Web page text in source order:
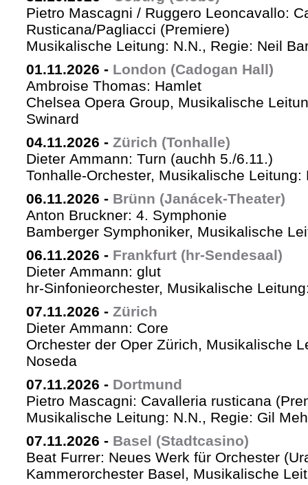
Pietro Mascagni / Ruggero Leoncavallo:
Rusticana/Pagliacci (Premiere)
Musikalische Leitung: N.N., Regie: Neil
01.11.2026 - London (Cadogan Hall)
Ambroise Thomas: Hamlet
Chelsea Opera Group, Musikalische
Swinard
04.11.2026 - Zürich (Tonhalle)
Dieter Ammann: Turn (auchh 5./6.11.)
Tonhalle-Orchester, Musikalische Leitung:
06.11.2026 - Brünn (Janácek-Theater)
Anton Bruckner: 4. Symphonie
Bamberger Symphoniker, Musikalische
06.11.2026 - Frankfurt (hr-Sendesaal)
Dieter Ammann: glut
hr-Sinfonieorchester, Musikalische
07.11.2026 - Zürich
Dieter Ammann: Core
Orchester der Oper Zürich, Musikalische
Noseda
07.11.2026 - Dortmund
Pietro Mascagni: Cavalleria rusticana
Musikalische Leitung: N.N., Regie: Gil
07.11.2026 - Basel (Stadtcasino)
Beat Furrer: Neues Werk für Orchester
Kammerorchester Basel, Musikalische